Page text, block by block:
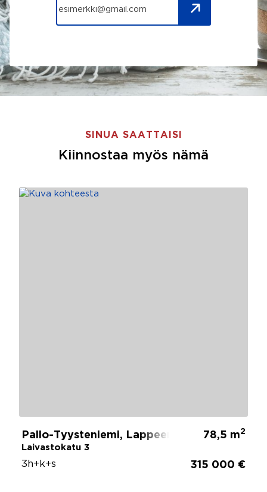
SINUA SAATTAISI
Kiinnostaa myös nämä
Pallo-Tyysteniemi, Lappeenranta
Laivastokatu 3
78,5 m2
3h+k+s 315 000 €